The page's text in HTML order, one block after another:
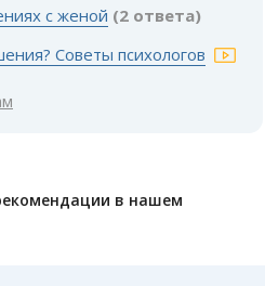
с женой (2 ответа)
Советы психологов
в нашем